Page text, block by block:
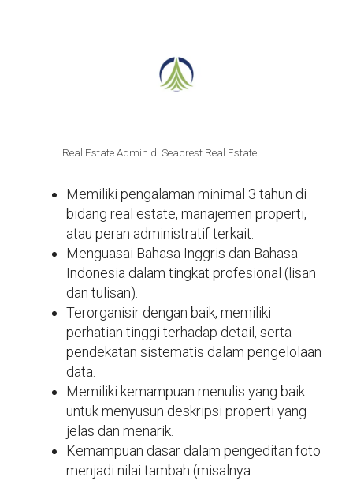
Real Estate Admin di Seacrest Real Estate
Memiliki pengalaman minimal 3 tahun di
bidang real estate, manajemen properti,
atau peran administratif terkait.
Menguasai Bahasa Inggris dan Bahasa
Indonesia dalam tingkat profesional (lisan
dan tulisan).
Terorganisir dengan baik, memiliki
perhatian tinggi terhadap detail, serta
pendekatan sistematis dalam pengelolaan
data.
Memiliki kemampuan menulis yang baik
untuk menyusun deskripsi properti yang
jelas dan menarik.
Kemampuan dasar dalam pengeditan foto
menjadi nilai tambah (misalnya